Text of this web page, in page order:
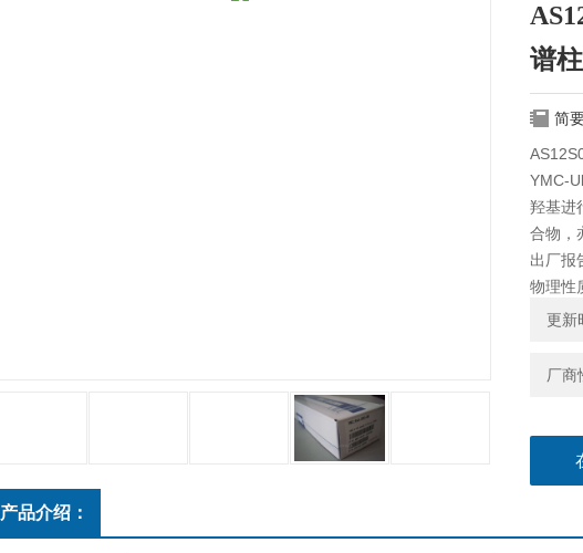
谱柱
简
YMC-
羟基进
合物，
出厂报
物理性
更新
厂商
产品介绍：